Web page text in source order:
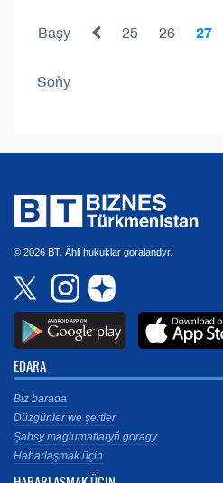
Başy 25 26 27
Soňy
© 2026 BT. Ähli hukuklar goralandyr.
EDARA
Biz barada
Düzgünler we şertler
Şahsy maglumatlaryň goragy
Habarlaşmak üçin